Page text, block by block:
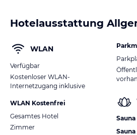
Hotelausstattung
WLAN
Verfügbar
Kostenloser WLAN-
Internetzugang inklusive
WLAN Kostenfrei
Gesamtes Hotel
Zimmer
Sauna